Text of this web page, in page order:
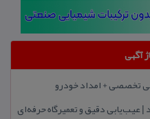
آگهی
تخصصی + امداد خودرو
عیب‌یابی دقیق و تعمیرگاه حرفه‌ای